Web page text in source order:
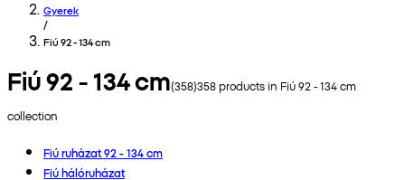
Gyerek
/
Fiú 92 - 134 cm
Fiú 92 - 134 cm(358)358products in Fiú 92 - 134 cm
collection
Fiú ruházat 92 - 134 cm
Fiú hálóruházat